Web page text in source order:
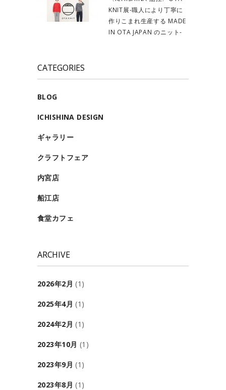
KNIT展-職人により丁寧に
作りこまれ生産する MADE
IN OTA JAPAN のニット-
CATEGORIES
BLOG
ICHISHINA DESIGN
ギャラリー
クラフトフェア
内宮店
船江店
食堂カフェ
ARCHIVE
2026年2月 (1)
2025年4月 (1)
2024年2月 (1)
2023年10月 (1)
2023年9月 (1)
2023年8月 (1)